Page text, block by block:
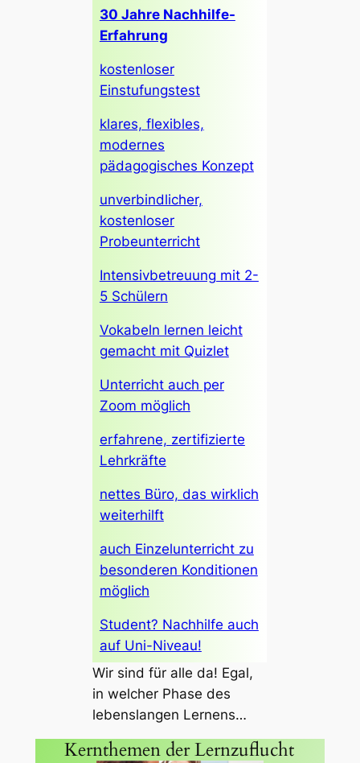
30 Jahre Nachhilfe-
Erfahrung
kostenloser
Einstufungstest
klares, flexibles,
modernes
pädagogisches Konzept
unverbindlicher,
kostenloser
Probeunterricht
Intensivbetreuung mit 2-
5 Schülern
Vokabeln lernen leicht
gemacht mit Quizlet
Unterricht auch per
Zoom möglich
erfahrene, zertifizierte
Lehrkräfte
nettes Büro, das wirklich
weiterhilft
auch Einzelunterricht zu
besonderen Konditionen
möglich
Student? Nachhilfe auch
auf Uni-Niveau!
Wir sind für alle da! Egal,
in welcher Phase des
lebenslangen Lernens…
Kernthemen der Lernzuflucht